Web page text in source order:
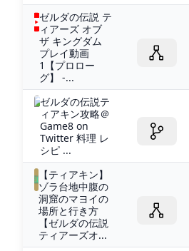
ゼルダの伝説 テ
ィアーズ オブ
ザ キングダム
プレイ動画
1【プロロー
グ】 -...
ゼルダの伝説テ
ィアキン攻略＠
Game8 on
Twitter 料理 レ
シピ ...
【ティアキン】
ゾラ台地中腹の
洞窟のマヨイの
場所と行き方
【ゼルダの伝説
ティアーズオ...